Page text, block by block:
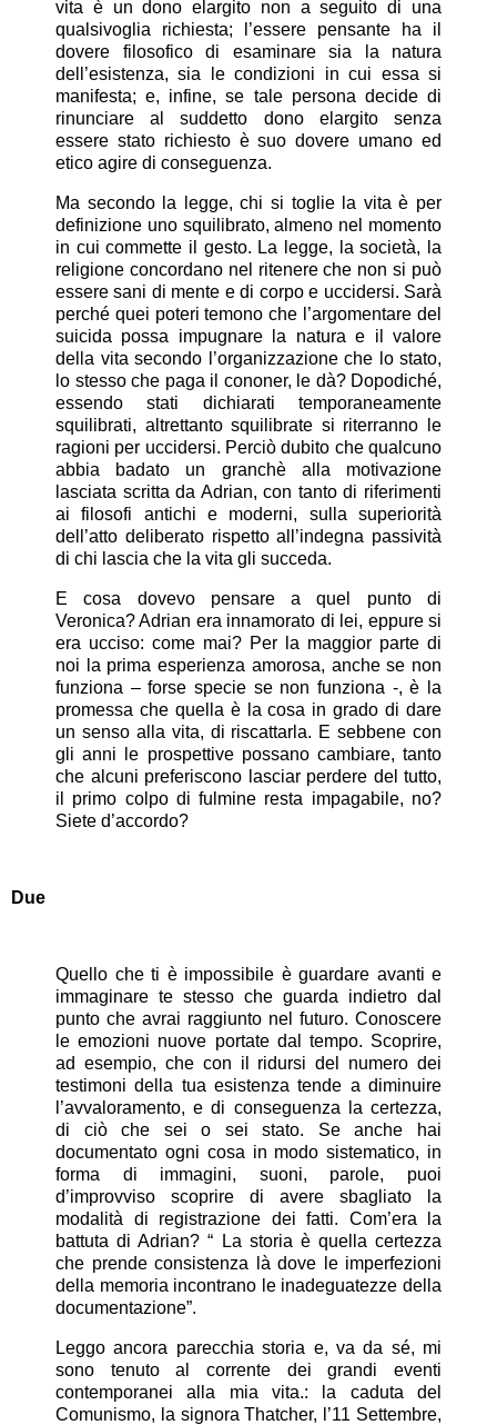
vita è un dono elargito non a seguito di una
qualsivoglia richiesta; l’essere pensante ha il
dovere filosofico di esaminare sia la natura
dell’esistenza, sia le condizioni in cui essa si
manifesta; e, infine, se tale persona decide di
rinunciare al suddetto dono elargito senza
essere stato richiesto è suo dovere umano ed
etico agire di conseguenza.
Ma secondo la legge, chi si toglie la vita è per
definizione uno squilibrato, almeno nel momento
in cui commette il gesto. La legge, la società, la
religione concordano nel ritenere che non si può
essere sani di mente e di corpo e uccidersi. Sarà
perché quei poteri temono che l’argomentare del
suicida possa impugnare la natura e il valore
della vita secondo l’organizzazione che lo stato,
lo stesso che paga il cononer, le dà? Dopodiché,
essendo stati dichiarati temporaneamente
squilibrati, altrettanto squilibrate si riterranno le
ragioni per uccidersi. Perciò dubito che qualcuno
abbia badato un granchè alla motivazione
lasciata scritta da Adrian, con tanto di riferimenti
ai filosofi antichi e moderni, sulla superiorità
dell’atto deliberato rispetto all’indegna passività
di chi lascia che la vita gli succeda.
E cosa dovevo pensare a quel punto di
Veronica? Adrian era innamorato di lei, eppure si
era ucciso: come mai? Per la maggior parte di
noi la prima esperienza amorosa, anche se non
funziona – forse specie se non funziona -, è la
promessa che quella è la cosa in grado di dare
un senso alla vita, di riscattarla. E sebbene con
gli anni le prospettive possano cambiare, tanto
che alcuni preferiscono lasciar perdere del tutto,
il primo colpo di fulmine resta impagabile, no?
Siete d’accordo?
Due
Quello che ti è impossibile è guardare avanti e
immaginare te stesso che guarda indietro dal
punto che avrai raggiunto nel futuro. Conoscere
le emozioni nuove portate dal tempo. Scoprire,
ad esempio, che con il ridursi del numero dei
testimoni della tua esistenza tende a diminuire
l’avvaloramento, e di conseguenza la certezza,
di ciò che sei o sei stato. Se anche hai
documentato ogni cosa in modo sistematico, in
forma di immagini, suoni, parole, puoi
d’improvviso scoprire di avere sbagliato la
modalità di registrazione dei fatti. Com’era la
battuta di Adrian? “ La storia è quella certezza
che prende consistenza là dove le imperfezioni
della memoria incontrano le inadeguatezze della
documentazione”.
Leggo ancora parecchia storia e, va da sé, mi
sono tenuto al corrente dei grandi eventi
contemporanei alla mia vita.: la caduta del
Comunismo, la signora Thatcher, l’11 Settembre,